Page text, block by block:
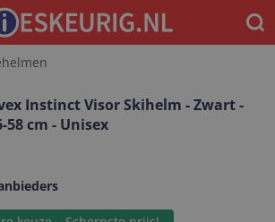
Instinct Visor Skihelm - Zwart -
58 cm - Unisex